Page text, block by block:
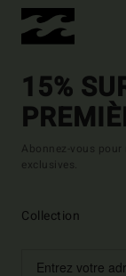
15%
Abonnez-vous
exclusives.
Collection